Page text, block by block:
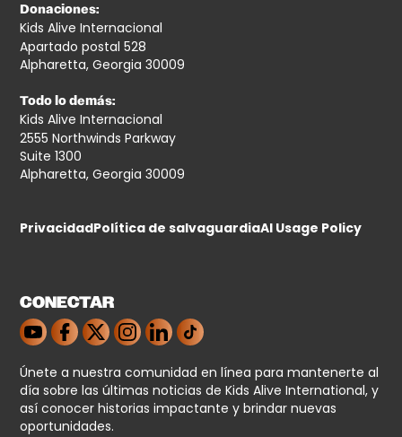
Donaciones:
Kids Alive Internacional
Apartado postal 528
Alpharetta, Georgia 30009
Todo lo demás:
Kids Alive Internacional
2555 Northwinds Parkway
Suite 1300
Alpharetta, Georgia 30009
PrivacidadPolítica de salvaguardiaAI Usage Policy
CONECTAR
Únete a nuestra comunidad en línea para mantenerte al
día sobre las últimas noticias de Kids Alive International, y
así conocer historias impactante y brindar nuevas
oportunidades.